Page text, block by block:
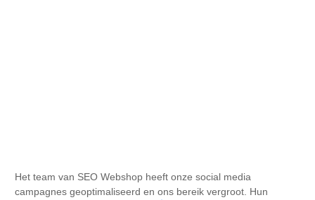
Het team van SEO Webshop heeft onze social media
campagnes geoptimaliseerd en ons bereik vergroot. Hun